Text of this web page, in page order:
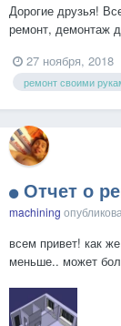
Дорогие друзья!
ремонт, демонтаж
38м2, одна
оказалась совсем
27 ноября, 2018
ремонт своими
Отчет о
machining
всем привет! как
меньше.. может
мокрый снег, моя